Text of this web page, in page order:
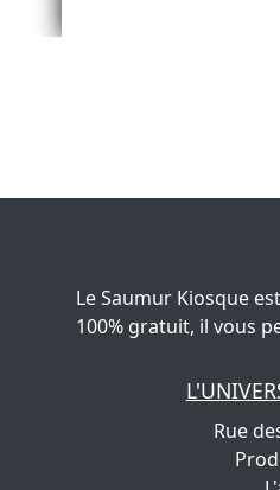
Le Saumur Kiosque
100% gratuit, il vous
Rue